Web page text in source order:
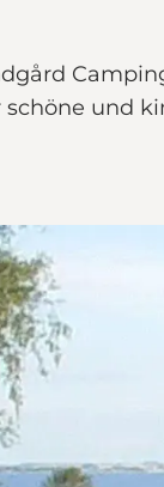
schöne und